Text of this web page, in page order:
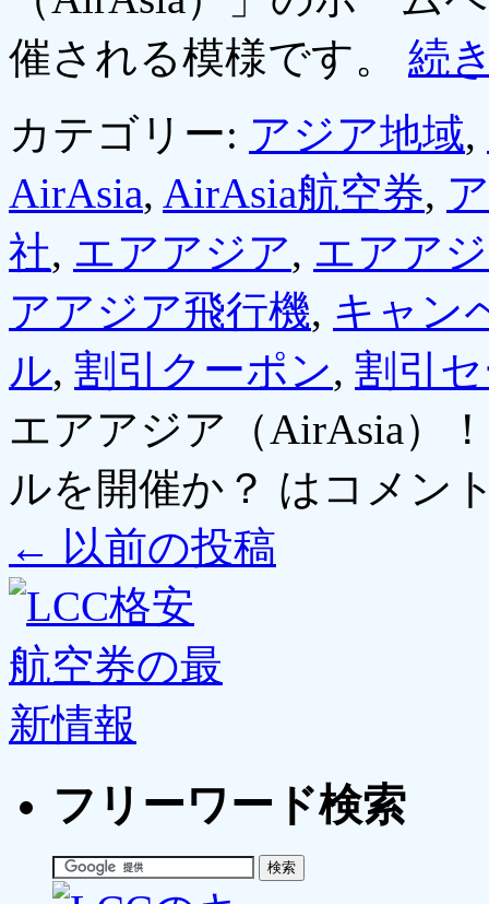
催される模様です。 続
カテゴリー: アジア地域,
AirAsia, AirAsia航空券,
社, エアアジア, エアア
アアジア飛行機, キャン
ル, 割引クーポン, 割引
エアアジア（AirAsia）
ルを開催か？ は コメン
← 以前の投稿
フリーワード検索